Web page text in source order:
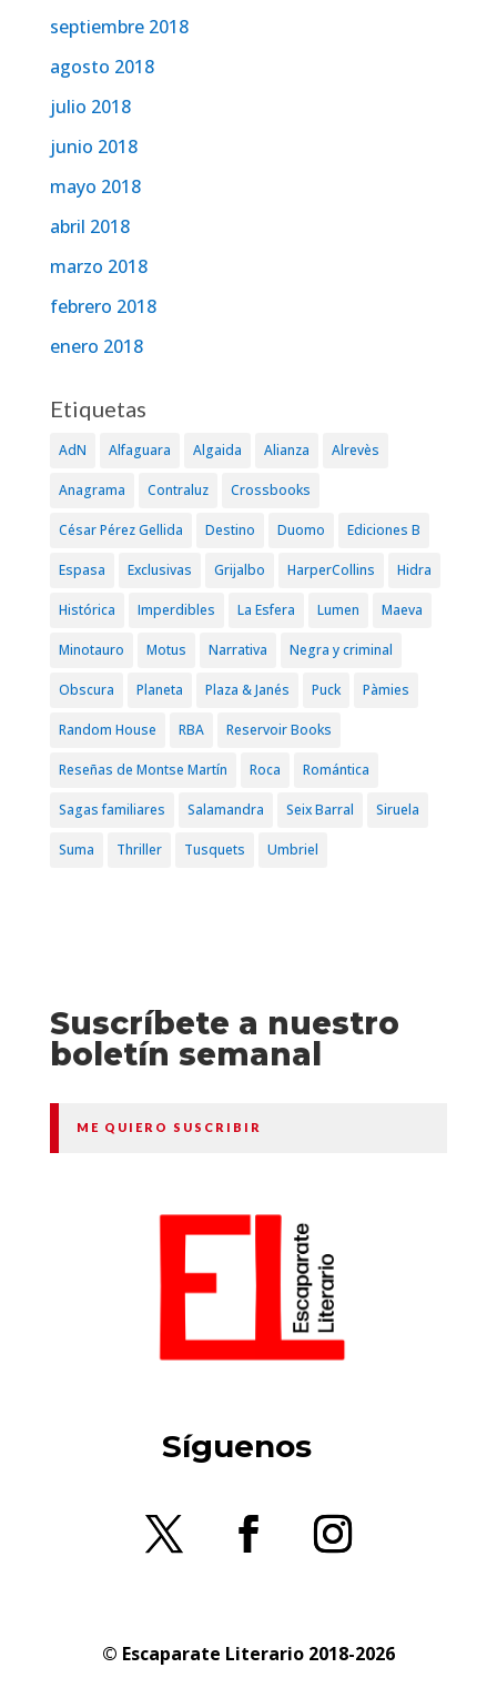
septiembre 2018
agosto 2018
julio 2018
junio 2018
mayo 2018
abril 2018
marzo 2018
febrero 2018
enero 2018
Etiquetas
AdN Alfaguara Algaida Alianza Alrevès
Anagrama Contraluz Crossbooks
César Pérez Gellida Destino Duomo Ediciones B
Espasa Exclusivas Grijalbo HarperCollins Hidra
Histórica Imperdibles La Esfera Lumen Maeva
Minotauro Motus Narrativa Negra y criminal
Obscura Planeta Plaza & Janés Puck Pàmies
Random House RBA Reservoir Books
Reseñas de Montse Martín Roca Romántica
Sagas familiares Salamandra Seix Barral Siruela
Suma Thriller Tusquets Umbriel
Suscríbete a nuestro
boletín semanal
ME QUIERO SUSCRIBIR
Síguenos
© Escaparate Literario 2018-2026